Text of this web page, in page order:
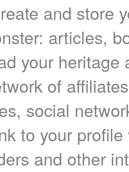
and store
articles,
your heritage
of
social
to your
and other